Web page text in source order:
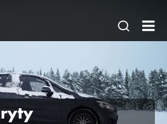
Otevřít
stránky
-